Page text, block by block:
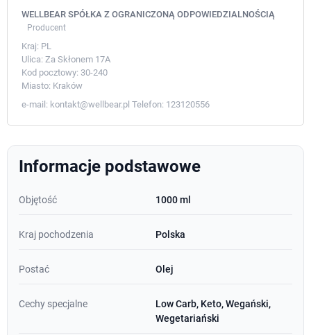
WELLBEAR SPÓŁKA Z OGRANICZONĄ ODPOWIEDZIALNOŚCIĄ
Producent
Kraj: PL
Ulica: Za Skłonem 17A
Kod pocztowy: 30-240
Miasto: Kraków
e-mail: kontakt@wellbear.pl Telefon: 123120556
Informacje podstawowe
Objętość 1000 ml
Kraj pochodzenia Polska
Postać Olej
Cechy specjalne
Low Carb, Keto, Wegański,
Wegetariański